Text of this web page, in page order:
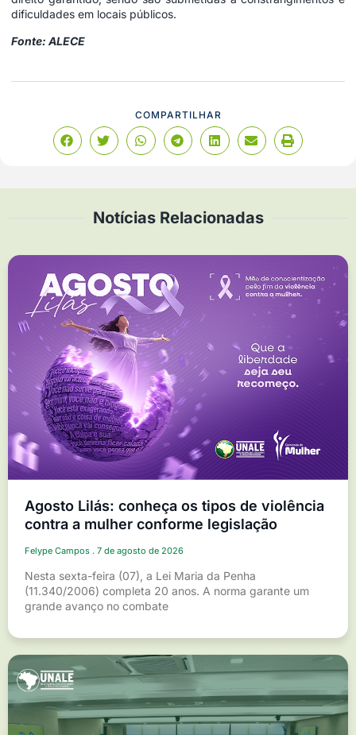
dificuldades em locais públicos.
Fonte: ALECE
COMPARTILHAR
Notícias Relacionadas
Agosto Lilás: conheça os tipos de violência
contra a mulher conforme legislação
Felype Campos 7 de agosto de 2026
Nesta sexta-feira (07), a Lei Maria da Penha
(11.340/2006) completa 20 anos. A norma garante um
grande avanço no combate